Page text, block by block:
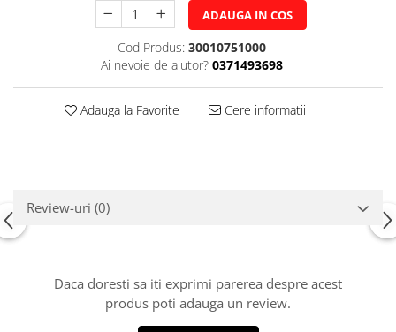
ADAUGA IN COS
Cod Produs: 30010751000
Ai nevoie de ajutor? 0371493698
Adauga la Favorite Cere informatii
Review-uri (0)
Daca doresti sa iti exprimi parerea despre acest
produs poti adauga un review.